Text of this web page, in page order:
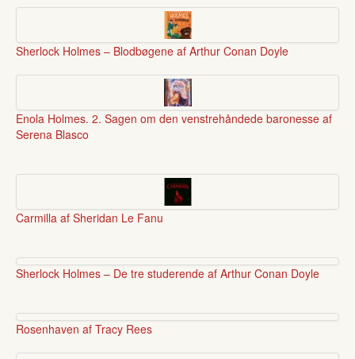
Sherlock Holmes – Blodbøgene af Arthur Conan Doyle
Enola Holmes. 2. Sagen om den venstrehåndede baronesse af
Serena Blasco
Carmilla af Sheridan Le Fanu
Sherlock Holmes – De tre studerende af Arthur Conan Doyle
Rosenhaven af Tracy Rees